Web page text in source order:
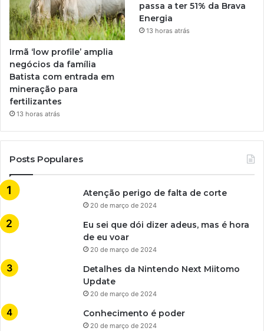
Irmã ‘low profile’ amplia
negócios da família
Batista com entrada em
mineração para
fertilizantes
13 horas atrás
passa a ter 51% da Brava
Energia
13 horas atrás
Posts Populares
Atenção perigo de falta de corte
20 de março de 2024
Eu sei que dói dizer adeus, mas é hora
de eu voar
20 de março de 2024
Detalhes da Nintendo Next Miitomo
Update
20 de março de 2024
Conhecimento é poder
20 de março de 2024